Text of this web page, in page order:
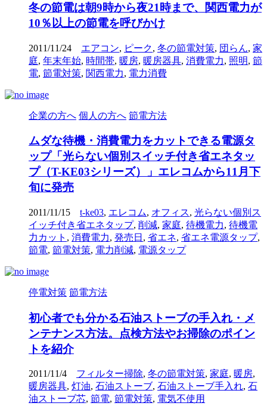
冬の節電は朝9時から夜21時まで、関西電力が
10％以上の節電を呼びかけ
2011/11/24 エアコン, ピーク, 冬の節電対策, 団らん, 家
庭, 年末年始, 時間帯, 暖房, 暖房器具, 消費電力, 照明, 節
電, 節電対策, 関西電力, 電力消費
企業の方へ 個人の方へ 節電方法
ムダな待機・消費電力をカットできる電源タ
ップ「光らない個別スイッチ付き省エネタッ
プ（T-KE03シリーズ）」エレコムから11月下
旬に発売
2011/11/15 t-ke03, エレコム, オフィス, 光らない個別ス
イッチ付き省エネタップ, 削減, 家庭, 待機電力, 待機電
力カット , 消費電力, 発売日 , 省エネ, 省エネ電源タップ,
節電, 節電対策, 電力削減, 電源タップ
停電対策 節電方法
初心者でも分かる石油ストーブの手入れ・メ
ンテナンス方法。点検方法やお掃除のポイン
トを紹介
2011/11/4 フィルター掃除, 冬の節電対策, 家庭, 暖房,
暖房器具, 灯油, 石油ストーブ, 石油ストーブ手入れ, 石
油ストーブ芯, 節電, 節電対策, 電気不使用